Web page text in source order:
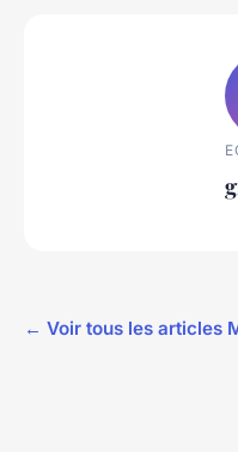
← Voir tous les articles